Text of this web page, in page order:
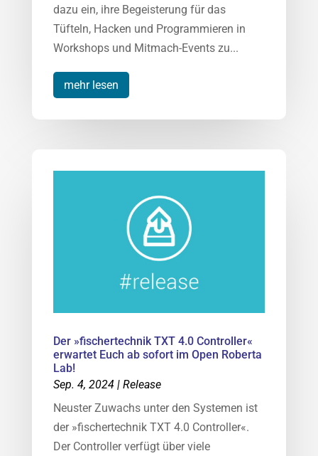
dazu ein, ihre Begeisterung für das
Tüfteln, Hacken und Programmieren in
Workshops und Mitmach-Events zu...
mehr lesen
Der »fischertechnik TXT 4.0 Controller«
erwartet Euch ab sofort im Open Roberta
Lab!
Sep. 4, 2024| Release
Neuster Zuwachs unter den Systemen ist
der »fischertechnik TXT 4.0 Controller«.
Der Controller verfügt über viele